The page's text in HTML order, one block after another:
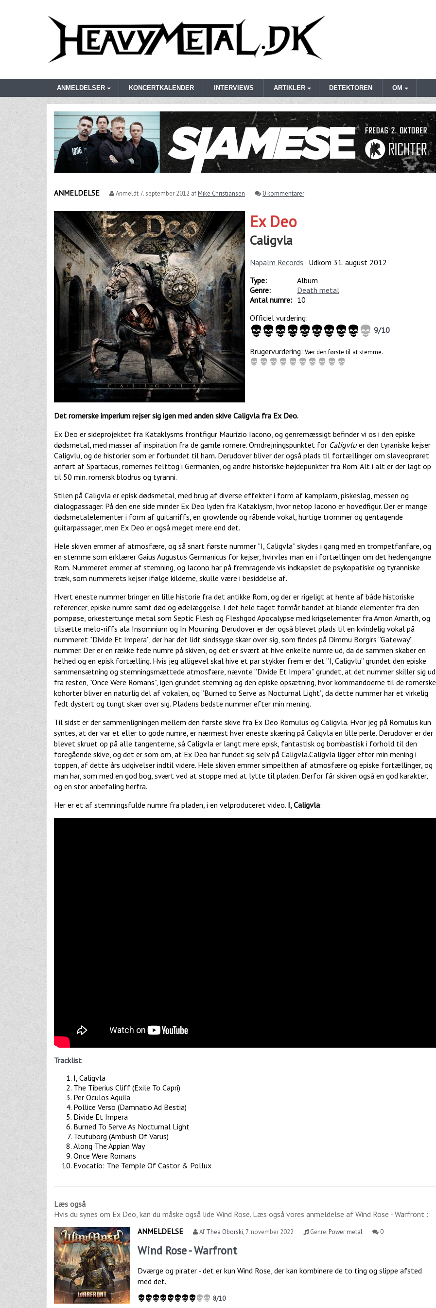
ANMELDELSER KONCERTKALENDER INTERVIEWS ARTIKLER DETEKTOREN OM
ANMELDELSE Anmeldt 7. september 2012 afMike Christiansen 0 kommentarer
Ex Deo
Caligvla
Napalm Records · Udkom 31. august 2012
Type:
Album
Genre:
Death metal
Antal numre: 10
Officiel vurdering:
9/10
Brugervurdering: Vær den første til at stemme.
Det romerske imperium rejser sig igen med anden skive Caligvla fra Ex Deo.
Ex Deo er sideprojektet fra Kataklysms frontfigur Maurizio Iacono, og genremæssigt befinder vi os i den episke
dødsmetal, med masser af inspiration fra de gamle romere. Omdrejningspunktet for Caligvluer den tyraniske kejser
Caligvlu, og de historier som er forbundet til ham. Derudover bliver der også plads til fortællinger om slaveoprøret
anført af Spartacus, romernes felttog i Germanien, og andre historiske højdepunkter fra Rom. Alt i alt er der lagt op
til 50 min. romersk blodrus og tyranni.
Stilen på Caligvla er episk dødsmetal, med brug af diverse effekter i form af kamplarm, piskeslag, messen og
dialogpassager. På den ene side minder Ex Deo lyden fra Kataklysm, hvor netop Iacono er hovedfigur. Der er mange
dødsmetalelementer i form af guitarriffs, en growlende og råbende vokal, hurtige trommer og gentagende
guitarpassager, men Ex Deo er også meget mere end det.
Hele skiven emmer af atmosfære, og så snart første nummer ”I, Caligvla” skydes i gang med en trompetfanfare, og
en stemme som erklærer Gaius Augustus Germanicus for kejser, hvirvles man en i fortællingen om det hedengangne
Rom. Nummeret emmer af stemning, og Iacono har på fremragende vis indkapslet de psykopatiske og tyranniske
træk, som nummerets kejser ifølge kilderne, skulle være i besiddelse af.
Hvert eneste nummer bringer en lille historie fra det antikke Rom, og der er rigeligt at hente af både historiske
referencer, episke numre samt død og ødelæggelse. I det hele taget formår bandet at blande elementer fra den
pompøse, orkestertunge metal som Septic Flesh og Fleshgod Apocalypse med krigselementer fra Amon Amarth, og
tilsætte melo-riffs ala Insomnium og In Mourning. Derudover er der også blevet plads til en kvindelig vokal på
nummeret ”Divide Et Impera”, der har det lidt sindssyge skær over sig, som findes på Dimmu Borgirs ”Gateway”
nummer. Der er en række fede numre på skiven, og det er svært at hive enkelte numre ud, da de sammen skaber en
helhed og en episk fortælling. Hvis jeg alligevel skal hive et par stykker frem er det ”I, Caligvlu” grundet den episke
sammensætning og stemningsmættede atmosfære, nævnte ”Divide Et Impera” grundet, at det nummer skiller sig ud
fra resten, ”Once Were Romans”, igen grundet stemning og den episke opsætning, hvor kommandoerne til de romerske
kohorter bliver en naturlig del af vokalen, og ”Burned to Serve as Nocturnal Light”, da dette nummer har et virkelig
fedt dystert og tungt skær over sig. Pladens bedste nummer efter min mening.
Til sidst er der sammenligningen mellem den første skive fra Ex Deo Romulus og Caligvla. Hvor jeg på Romulus kun
syntes, at der var et eller to gode numre, er nærmest hver eneste skæring på Caligvla en lille perle. Derudover er der
blevet skruet op på alle tangenterne, så Caligvla er langt mere episk, fantastisk og bombastisk i forhold til den
foregående skive, og det er som om, at Ex Deo har fundet sig selv på Caligvla.Caligvla ligger efter min mening i
toppen, af dette års udgivelser indtil videre. Hele skiven emmer simpelthen af atmosfære og episke fortællinger, og
man har, som med en god bog, svært ved at stoppe med at lytte til pladen. Derfor får skiven også en god karakter,
og en stor anbefaling herfra.
Her er et af stemningsfulde numre fra pladen, i en velproduceret video. I, Caligvla:
Tracklist
I, Caligvla
The Tiberius Cliff (Exile To Capri)
Per Oculos Aquila
Pollice Verso (Damnatio Ad Bestia)
Divide Et Impera
Burned To Serve As Nocturnal Light
Teutuborg (Ambush Of Varus)
Along The Appian Way
Once Were Romans
Evocatio: The Temple Of Castor & Pollux
Læs også
Hvis du synes om Ex Deo, kan du måske også lide Wind Rose. Læs også vores anmeldelse af Wind Rose - Warfront :
ANMELDELSE
Af Thea Oborski, 7. november 2022 Genre:Power metal 0
Wind Rose - Warfront
Dværge og pirater - det er kun Wind Rose, der kan kombinere de to ting og slippe afsted
med det.
8/10